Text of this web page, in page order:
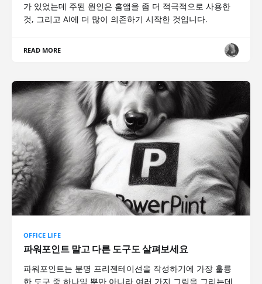
가 있었는데 주된 원인은 홈앱을 좀 더 적극적으로 사용한
것, 그리고 AI에 더 많이 의존하기 시작한 것입니다.
READ MORE
OFFICE LIFE
파워포인트 말고 다른 도구도 살펴보세요
파워포인트는 분명 프리젠테이션을 작성하기에 가장 훌륭
한 도구 중 하나일 뿐만 아니라 여러 가지 그림을 그리는데